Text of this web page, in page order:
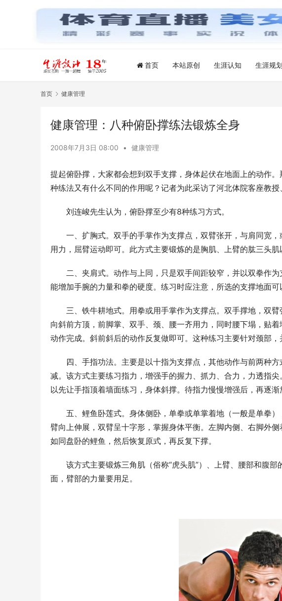
首页 本站原创 生涯认知 生涯规划
首页 健康管理
健康管理：八种俯卧撑练法锻炼全身
2008年7月3日 08:00 • 健康管理
提起俯卧撑，大家都会想到双手支撑，身体起伏在地面上的动作
种练法又有什么不同的作用呢？记者为此采访了河北体院客座教授
刘连峻先生认为，俯卧撑至少有8种练习方式。
一、扩胸式。双手的手掌作为支撑点，双臂张开，与肩同宽，
用力，屈臂运动即可。此方式主要锻炼的是胸肌、上臂的肱三头肌
二、夹肩式。动作与上同，只是双手间距较窄，并以双拳作为
能增加手腕的力量和拳的硬度。练习时应注意，所选的支撑地面可
三、铁牛耕地式。用拳或用手掌作为支撑点。双手撑地，双臂
向斜前方顶，前脚掌、双手、颈、腰一齐用力，同时腰下塌，贴
动作完成。斜前斜后的动作反复做即可。这种练习主要针对颈部，
四、手指功法。主要是以十指为支撑点，其他动作与前两种方
减。该方式主要练习指力，增强手的握力、抓力、合力，力透指
以先让手指顶着墙面练习，身体斜撑。待指力慢慢增强后，再逐渐
五、鲤鱼卧莲式。身体侧卧，单拳或单掌着地（一般是单拳）
臂向上伸展，双臂呈十字形，掌握身体平衡。左脚内侧、右脚外
如同盘卧的鲤鱼，然后恢复原式，再反复下撑。
该方式主要锻炼三角肌（俗称“虎头肌”）、上臂、腰部和腹部
面，臂部的力量要用足。